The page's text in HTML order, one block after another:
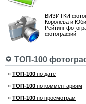
ВИЗИТКИ
Королёва и
Рейтинг
фотографий
ТОП-100
» ТОП-100 по дате
» ТОП-100 по комментариям
» ТОП-100 по просмотрам